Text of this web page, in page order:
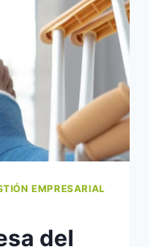
EMPRESARIAL
del